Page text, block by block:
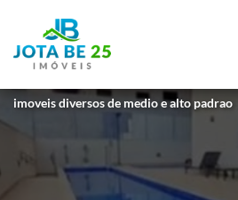
imoveis diversos de medio e alto padrao